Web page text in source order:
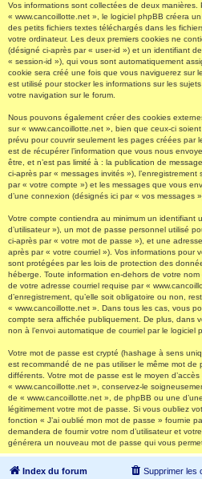
Vos informations sont collectées de deux
« www.cancoillotte.net », le logiciel phpBB créera
des petits fichiers textes téléchargés dans les
votre ordinateur. Les deux premiers cookies ne
(désigné ci-après par « user-id ») et un identifiant
« session-id »), qui vous sont automatiquement
cookie sera créé une fois que vous naviguerez sur
est utilisé pour stocker les informations sur les
votre navigation sur le forum.
Nous pouvons également créer des cookies
sur « www.cancoillotte.net », bien que ceux-ci
prévu pour couvrir seulement les pages créées par
est de récupérer l’information que vous nous
être, et n’est pas limité à : la publication de
ci-après par « messages invités »),
par « votre compte ») et les messages que vous
d’une connexion (désignés ici par « vos messages
Votre compte contiendra au minimum un identifiant
d’utilisateur »), un mot de passe personnel utilisé
ci-après par « votre mot de passe »), et une
après par « votre courriel »). Vos informations pour
sont protégées par les lois de protection des
héberge. Toute information en-dehors de votre
de votre adresse courriel requise par «
d’enregistrement, qu’elle soit obligatoire ou non,
« www.cancoillotte.net ». Dans tous les cas, vous
compte sera affichée publiquement. De plus, dans
non à l’envoi automatique de courriel par le logiciel
Votre mot de passe est crypté (hashage à sens
est recommandé de ne pas utiliser le même mot de
différents. Votre mot de passe est le moyen
« www.cancoillotte.net », conservez-le
de « www.cancoillotte.net », de phpBB ou une
légitimement votre mot de passe. Si vous oubliez
fonction « J’ai oublié mon mot de passe » fournie
demandera de fournir votre nom d’utilisateur et
générera un nouveau mot de passe qui vous
Index du forum Supprimer les